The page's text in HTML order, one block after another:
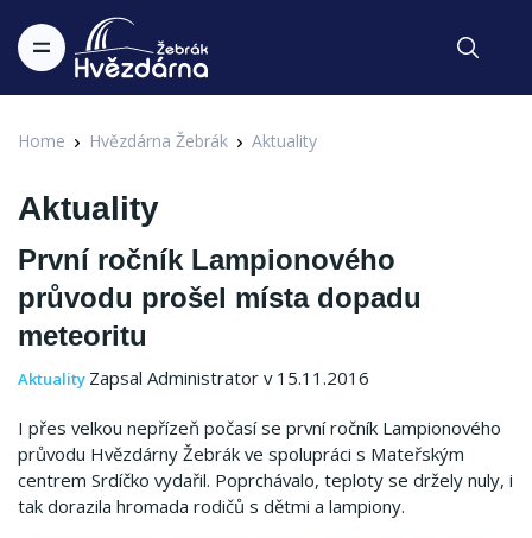
Home Hvězdárna Žebrák Aktuality
Aktuality
První ročník Lampionového
průvodu prošel místa dopadu
meteoritu
Aktuality Zapsal Administrator v 15.11.2016
I přes velkou nepřízeň počasí se první ročník Lampionového
průvodu Hvězdárny Žebrák ve spolupráci s Mateřským
centrem Srdíčko vydařil. Poprchávalo, teploty se držely nuly, i
tak dorazila hromada rodičů s dětmi a lampiony.